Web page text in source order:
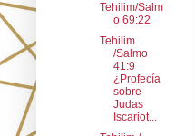
Tehilim/Salm
o 69:22
Tehilim
/Salmo
41:9
¿Profecía
sobre
Judas
Iscariot...